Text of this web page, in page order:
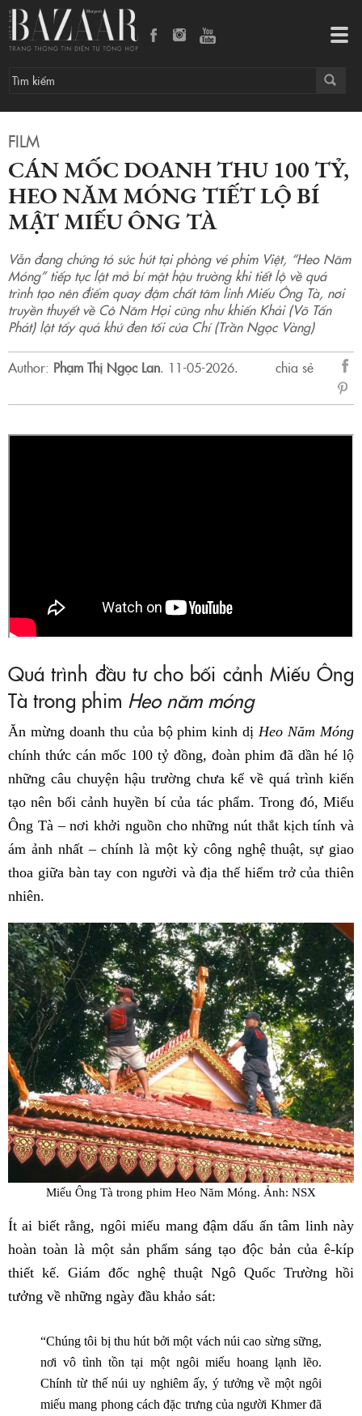
FILM
CÁN MỐC DOANH THU 100 TỶ,
HEO NĂM MÓNG TIẾT LỘ BÍ
MẬT MIẾU ÔNG TÀ
Vẫn đang chứng tỏ sức hút tại phòng vé phim Việt, “Heo Năm
Móng” tiếp tục lật mở bí mật hậu trường khi tiết lộ về quá
trình tạo nên điểm quay đậm chất tâm linh Miếu Ông Tà, nơi
truyền thuyết về Cô Năm Hợi cũng như khiến Khải (Võ Tấn
Phát) lật tẩy quá khứ đen tối của Chí (Trần Ngọc Vàng)
Author: Phạm Thị Ngọc Lan. 11-05-2026.
chia sẻ
sẻ
Quá trình đầu tư cho bối cảnh Miếu Ông
Tà trong phim Heo năm móng
Ăn mừng doanh thu của bộ phim kinh dị Heo Năm Móng
chính thức cán mốc 100 tỷ đồng, đoàn phim đã dần hé lộ
những câu chuyện hậu trường chưa kể về quá trình kiến
tạo nên bối cảnh huyền bí của tác phẩm. Trong đó, Miếu
Ông Tà – nơi khởi nguồn cho những nút thắt kịch tính và
ám ảnh nhất – chính là một kỳ công nghệ thuật, sự giao
thoa giữa bàn tay con người và địa thế hiểm trở của thiên
nhiên.
Miếu Ông Tà trong phim Heo Năm Móng. Ảnh: NSX
Ít ai biết rằng, ngôi miếu mang đậm dấu ấn tâm linh này
hoàn toàn là một sản phẩm sáng tạo độc bản của ê-kíp
thiết kế. Giám đốc nghệ thuật Ngô Quốc Trường hồi
tưởng về những ngày đầu khảo sát:
“Chúng tôi bị thu hút bởi một vách núi cao sừng sững,
nơi vô tình tồn tại một ngôi miếu hoang lạnh lẽo.
Chính từ thế núi uy nghiêm ấy, ý tưởng về một ngôi
miếu mang phong cách đặc trưng của người Khmer đã